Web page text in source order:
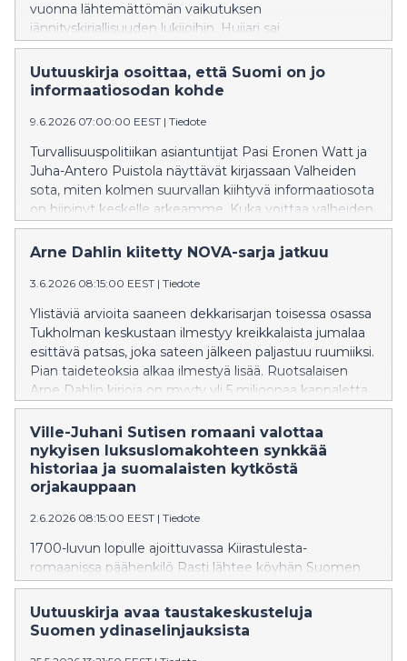
vuonna lähtemättömän vaikutuksen
jännityskirjallisuuden lukijoihin. Huijari sai
poikkeuksellista kiitosta ja nappasi Vuoden
esikoisdekkari -ehdokkuuden. Sarjan toisessa osassa
Rebekka soluttautuu menestyneen
hengenvaaralliseen manipulointipeliin.
Uutuuskirja osoittaa, että Suomi on jo
informaatiosodan kohde
9.6.2026 07:00:00 EEST | Tiedote
Turvallisuuspolitiikan asiantuntijat Pasi Eronen Watt ja
Juha-Antero Puistola näyttävät kirjassaan Valheiden
sota, miten kolmen suurvallan kiihtyvä informaatiosota
on hiipinyt keskelle arkeamme. Kuka voittaa valheiden
sodan, ja mitä Suomen pitäisi tehdä?
Arne Dahlin kiitetty NOVA-sarja jatkuu
3.6.2026 08:15:00 EEST | Tiedote
Ylistäviä arvioita saaneen dekkarisarjan toisessa osassa
Tukholman keskustaan ilmestyy kreikkalaista jumalaa
esittävä patsas, joka sateen jälkeen paljastuu ruumiiksi.
Pian taideteoksia alkaa ilmestyä lisää. Ruotsalaisen
Arne Dahlin kirjoja on myyty yli 5 miljoonaa kappaletta
ja käännetty 32 kielelle.
Ville-Juhani Sutisen romaani valottaa
nykyisen luksuslomakohteen synkkää
historiaa ja suomalaisten kytköstä
orjakauppaan
2.6.2026 08:15:00 EEST | Tiedote
1700-luvun lopulle ajoittuvassa Kiirastulesta-
romaanissa päähenkilö Rasti lähtee köyhän Suomen
syrjäseudulta etsimään parempaa elämää ja ajautuu
Ruotsin siirtomaahan Saint-Barthélemyyn Karibialle.
Siellä hän tempautuu osaksi orjakaupan julmaa
Uutuuskirja avaa taustakeskusteluja
Suomen ydinaselinjauksista